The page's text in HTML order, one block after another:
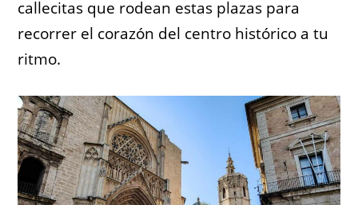
callecitas que rodean estas plazas para
recorrer el corazón del centro histórico a tu
ritmo.